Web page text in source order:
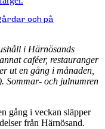
och på
i Härnösands
caféer, restauranger
ut en gång i månaden,
Sommar- och julnumren
gång i veckan släpper
från Härnösand.